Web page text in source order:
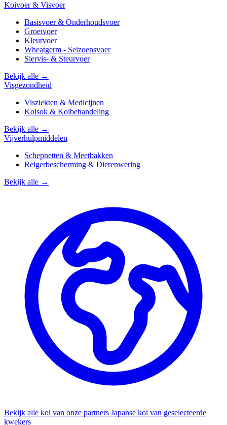
Koivoer & Visvoer
Basisvoer & Onderhoudsvoer
Groeivoer
Kleurvoer
Wheatgerm - Seizoensvoer
Siervis- & Steurvoer
Bekijk alle →
Visgezondheid
Visziekten & Medicijnen
Koisok & Koibehandeling
Bekijk alle →
Vijverhulpmiddelen
Schepnetten & Meetbakken
Reigerbescherming & Dierenwering
Bekijk alle →
Bekijk alle koi van onze partners Japanse koi van geselecteerde
kwekers